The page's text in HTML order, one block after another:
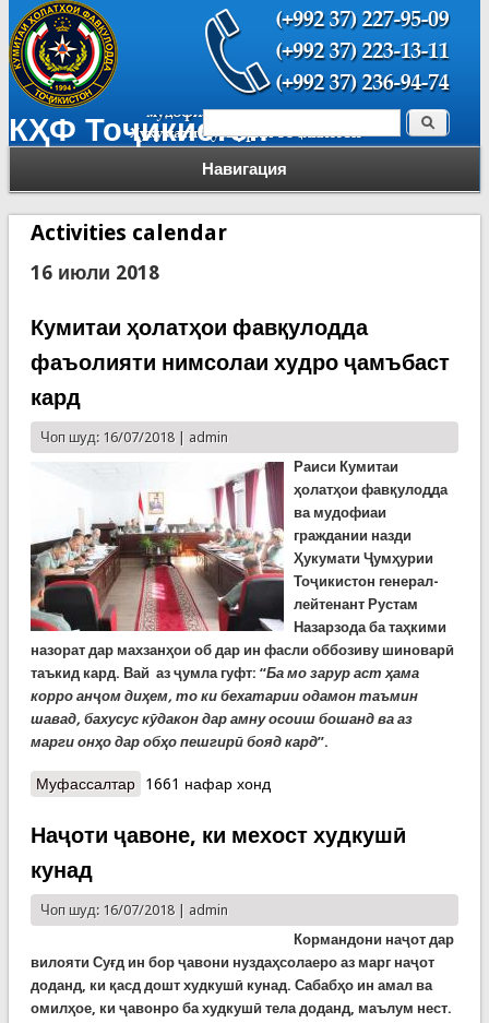
КҲФ Тоҷикистон
Навигация
Форма поиска Поиск
Activities calendar
16 июли 2018
Кумитаи ҳолатҳои фавқулодда
фаъолияти нимсолаи худро ҷамъбаст
кард
Чоп шуд: 16/07/2018 | admin
Раиси Кумитаи
ҳолатҳои фавқулодда
ва мудофиаи
граждании назди
Ҳукумати Ҷумҳурии
Тоҷикистон генерал-
лейтенант Рустам
Назарзода ба таҳкими
назорат дар махзанҳои об дар ин фасли оббозиву шиноварӣ
таъкид кард. Вай аз ҷумла гуфт: “Ба мо зарур аст ҳама
корро анҷом диҳем, то ки бехатарии одамон таъмин
шавад, бахусус кӯдакон дар амну осоиш бошанд ва аз
марги онҳо дар обҳо пешгирӣ бояд кард”.
Муфассалтаро Кумитаи ҳолатҳои фавқулодда фаъолияти
1661 нафар хонд
Наҷоти ҷавоне, ки мехост худкушӣ
кунад
Чоп шуд: 16/07/2018 | admin
Кормандони наҷот дар
вилояти Суғд ин бор ҷавони нуздаҳсолаеро аз марг наҷот
доданд, ки қасд дошт худкушӣ кунад. Сабабҳо ин амал ва
омилҳое, ки ҷавонро ба худкушӣ тела доданд, маълум нест.